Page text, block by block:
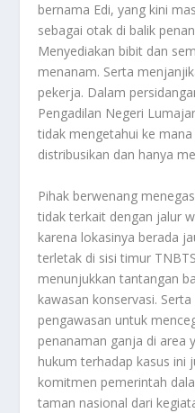
bernama Edi, yang kini
sebagai otak di balik
Menyediakan bibit dan
menanam. Serta
pekerja. Dalam
Pengadilan Negeri
tidak mengetahui ke
distribusikan dan hanya
Pihak berwenang
tidak terkait dengan jalur
karena lokasinya berada
terletak di sisi timur TNBTS
menunjukkan tantangan
kawasan konservasi.
pengawasan untuk
penanaman ganja di area
hukum terhadap kasus ini
komitmen pemerintah
taman nasional dari